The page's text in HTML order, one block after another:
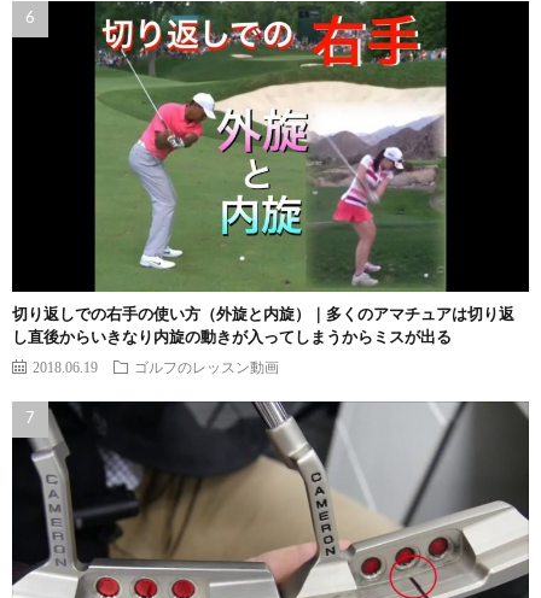
切り返しでの右手の使い方（外旋と内旋）｜多くのアマチュアは切り返
し直後からいきなり内旋の動きが入ってしまうからミスが出る
2018.06.19 ゴルフのレッスン動画